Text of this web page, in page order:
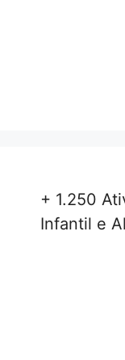
+ 1.250
Infantil e